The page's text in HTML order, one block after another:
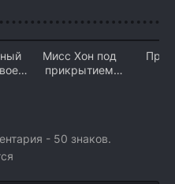
Мисс Хон под
прикрытием
- 50 знаков.